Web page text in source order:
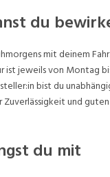
du
mit deinem
ist jeweils von Montag
bist du
und
du mit